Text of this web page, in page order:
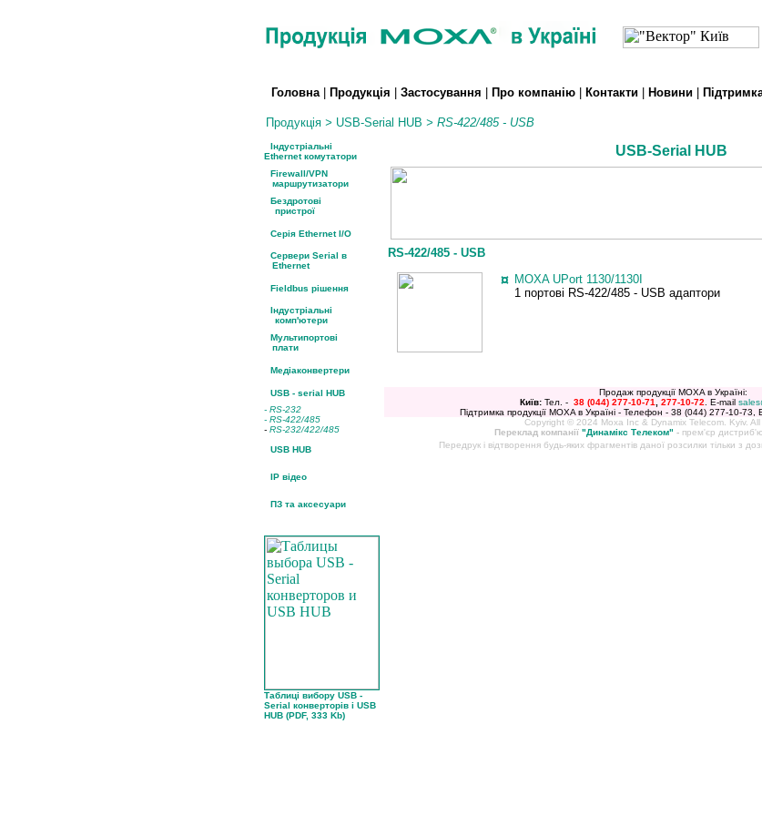
Головна| Продукція Застосування Про компанію Контакти Новини
Продукція > USB-Serial HUB > RS-422/485 - USB
Індустріальні
Ethernet комутатори
Firewall/VPN
маршрутизатори
Бездротові
пристрої
Серія Ethernet I/O
Сервери Serial в
Ethernet
Fieldbus рішення
Індустріальні
комп'ютери
Мультипортові
плати
Медіаконвертери
USB - serial HUB
- RS-232
- RS-422/485
- RS-232/422/485
USB HUB
IP відео
ПЗ та аксесуари
Таблиці вибору USB -
Serial конверторів і USB
HUB (PDF, 333 Kb)
USB-Serial HUB
RS-422/485 - USB
¤ MOXA UPort 1130/1130I
1 портові RS-422/485 - USB адаптори
Продаж продукції MOXA в Україні:
Київ: Тел. - 38 (044) 277-10-71 277-10-72 . E-mail
Підтримка продукції MOXA в Україні - Телефон - 38 (044) 277-10-73,
Copyright © 2024 Moxa Inc & Dynamix Telecom. Kyiv. All
Переклад компанії "Динамікс Телеком" - прем'єр
Передрук і відтворення будь-яких фрагментів даної розсилки тільки з